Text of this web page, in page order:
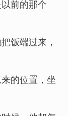
前的那个
饭端过来，
的位置，坐